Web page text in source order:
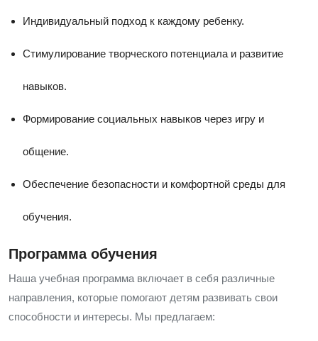
Индивидуальный подход к каждому ребенку.
Стимулирование творческого потенциала и развитие
навыков.
Формирование социальных навыков через игру и
общение.
Обеспечение безопасности и комфортной среды для
обучения.
Программа обучения
Наша учебная программа включает в себя различные
направления, которые помогают детям развивать свои
способности и интересы. Мы предлагаем: